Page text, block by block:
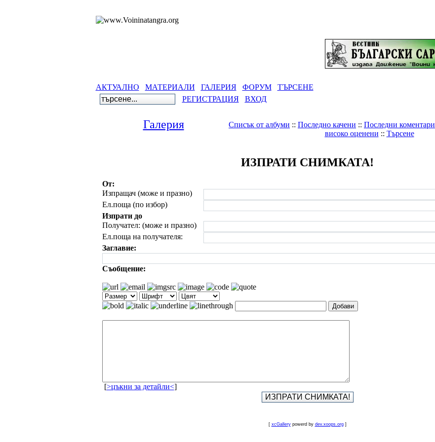
АКТУАЛНО МАТЕРИАЛИ ГАЛЕРИЯ ФОРУМ
ТЪРСЕНЕ
РЕГИСТРАЦИЯ
ВХОД
Галерия Списък от албуми :: Последно качени :: Последни коментари
високо оценени :: Търсене
ИЗПРАТИ СНИМКАТА!
От:
Изпращач (може и празно)
Ел.поща (по избор)
Изпрати до
Получател: (може и празно)
Ел.поща на получателя:
Заглавие:
Съобщение:
[>цъкни за детайли<]
[ xcGallerypowerd by dev.xoops.org]